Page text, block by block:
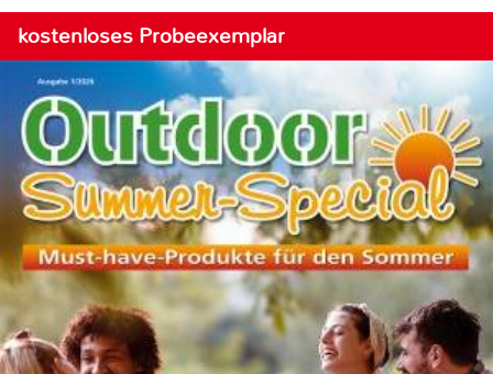
kostenloses Probeexemplar